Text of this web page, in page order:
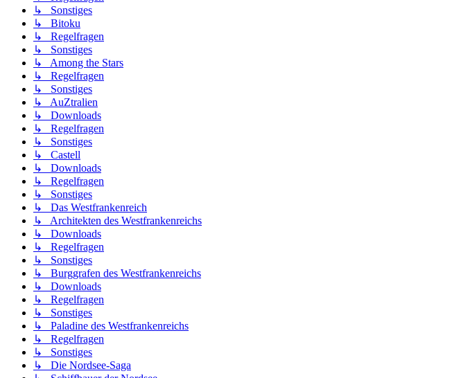
↳ Sonstiges
↳ Bitoku
↳ Regelfragen
↳ Sonstiges
↳ Among the Stars
↳ Regelfragen
↳ Sonstiges
↳ AuZtralien
↳ Downloads
↳ Regelfragen
↳ Sonstiges
↳ Castell
↳ Downloads
↳ Regelfragen
↳ Sonstiges
↳ Das Westfrankenreich
↳ Architekten des Westfrankenreichs
↳ Downloads
↳ Regelfragen
↳ Sonstiges
↳ Burggrafen des Westfrankenreichs
↳ Downloads
↳ Regelfragen
↳ Sonstiges
↳ Paladine des Westfrankenreichs
↳ Regelfragen
↳ Sonstiges
↳ Die Nordsee-Saga